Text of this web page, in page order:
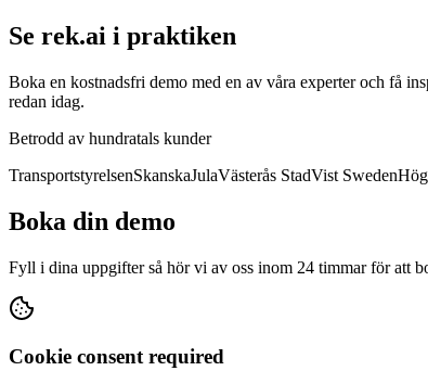
Se rek.ai i praktiken
Boka en kostnadsfri demo med en av våra experter och få
redan idag.
Betrodd av hundratals kunder
TransportstyrelsenSkanskaJulaVästerås StadVist Sweden
Boka din demo
Fyll i dina uppgifter så hör vi av oss inom 24 timmar för att
Cookie consent required